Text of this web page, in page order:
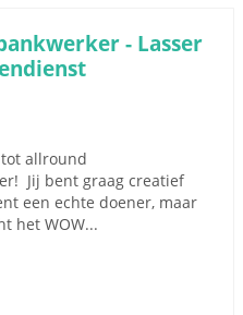
- Lasser
allround
Jij bent graag creatief
een echte doener, maar
het WOW...